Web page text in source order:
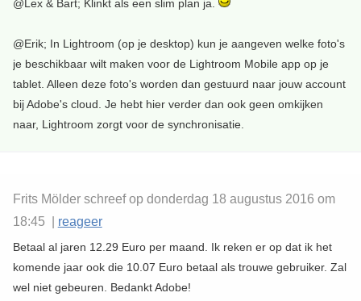
@Lex & Bart; Klinkt als een slim plan ja.
@Erik; In Lightroom (op je desktop) kun je aangeven welke foto's
je beschikbaar wilt maken voor de Lightroom Mobile app op je
tablet. Alleen deze foto's worden dan gestuurd naar jouw account
bij Adobe's cloud. Je hebt hier verder dan ook geen omkijken
naar, Lightroom zorgt voor de synchronisatie.
Frits Mölder schreef op donderdag 18 augustus 2016 om
18:45 | reageer
Betaal al jaren 12.29 Euro per maand. Ik reken er op dat ik het
komende jaar ook die 10.07 Euro betaal als trouwe gebruiker. Zal
wel niet gebeuren. Bedankt Adobe!